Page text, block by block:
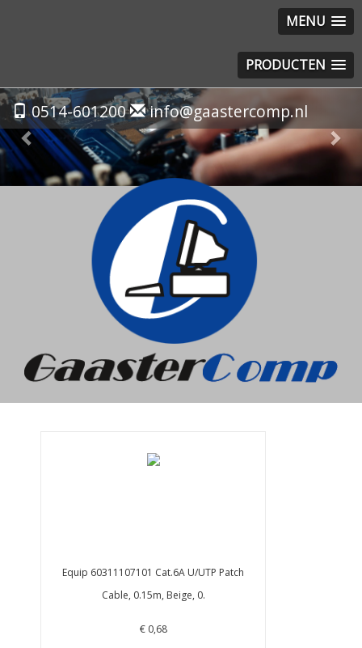
MENU
PRODUCTEN
0514-601200 info@gaastercomp.nl
Previous
Equip 60311107101 Cat.6A U/UTP Patch
Cable, 0.15m, Beige, 0.
€ 0,68